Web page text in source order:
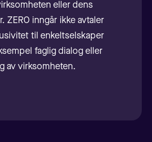
eller dens
ZERO inngår ikke avtaler
til enkeltselskaper
faglig dialog eller
av virksomheten.